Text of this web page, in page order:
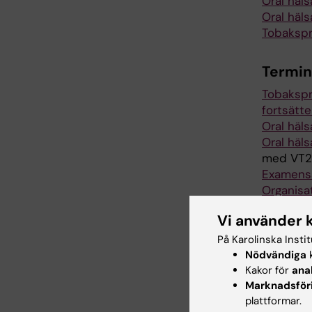
Oral
Oral
Oral
med
89.76
Vi använder
På Karolinska
Nödvändiga
Kakor för
plattformar.